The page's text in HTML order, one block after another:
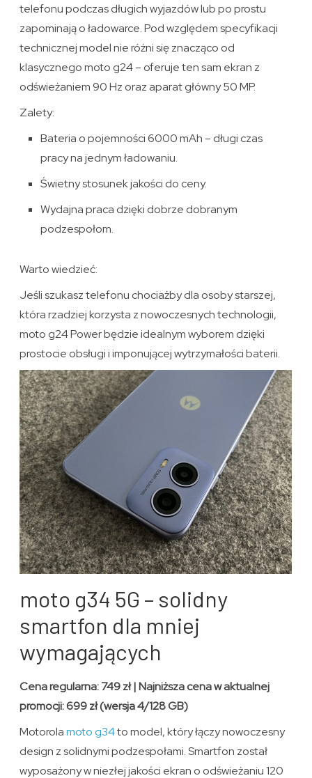
telefonu podczas długich wyjazdów lub po prostu
zapominają o ładowarce. Pod względem specyfikacji
technicznej model nie różni się znacząco od
klasycznego moto g24 – oferuje ten sam ekran z
odświeżaniem 90 Hz oraz aparat główny 50 MP.
Zalety:
Bateria o pojemności 6000 mAh – długi czas
pracy na jednym ładowaniu.
Świetny stosunek jakości do ceny.
Wydajna praca dzięki dobrze dobranym
podzespołom.
Warto wiedzieć:
Jeśli szukasz telefonu chociażby dla osoby starszej,
która rzadziej korzysta z nowoczesnych technologii,
moto g24 Power będzie idealnym wyborem dzięki
prostocie obsługi i imponującej wytrzymałości baterii.
moto g34 5G – solidny
smartfon dla mniej
wymagających
Cena regularna: 749 zł | Najniższa cena w aktualnej
promocji: 699 zł (wersja 4/128 GB)
Motorolamoto g34to model, który łączy nowoczesny
design z solidnymi podzespołami. Smartfon został
wyposażony w niezłej jakości ekran o odświeżaniu 120